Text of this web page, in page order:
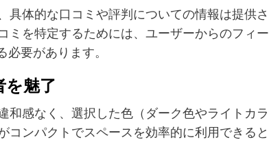
体的な口コミや評判についての情報は提供さ
ミを特定するためには、ユーザーからのフィー
要があります。
魅了
和感なく、選択した色（ダーク色やライトカラ
ンパクトでスペースを効率的に利用できると